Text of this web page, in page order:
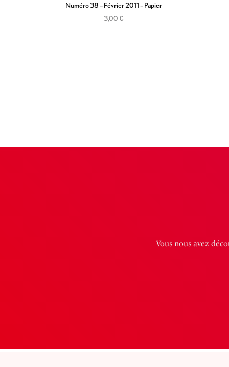
Numéro 38 – Février 2011 – Papier
3,00€
Vous nous avez